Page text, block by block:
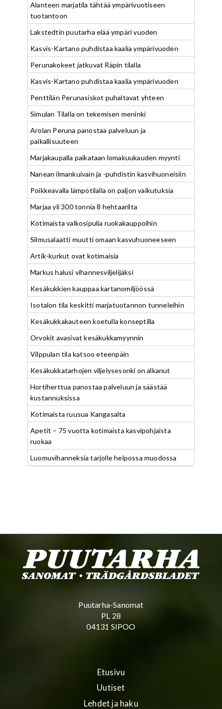
Alanteen marjatila tähtää ympärivuotiseen
tuotantoon
Lakstedtin puutarha elää ympäri vuoden
Kasvis-Kartano puhdistaa kaalia ympärivuoden
Perunakokeet jatkuvat Räpin tilalla
Kasvis-Kartano puhdistaa kaalia ympärivuoden
Penttilän Perunasiskot puhaltavat yhteen
Simulan Tilalla on tekemisen meninki
Arolan Peruna panostaa palveluun ja
paikallisuuteen
Marjakaupalla paikataan lomakuukauden myynti
Nanean ilmankuivain ja -puhdistin kasvihuoneisiin
Poikkeavalla lämpötilalla on paljon vaikutuksia
Marjaa yli 300 tonnia 8 hehtaarilta
Kotimaista valkosipulia ruokakauppoihin
Silmusalaatti muutti omaan kasvuhuoneeseen
Artik-kurkut ovat kotimaisia
Markus halusi vihannesviljelijäksi
Kesäkukkien kauppaa kartanomiljöössä
Isotalon tila keskitti marjatuotannon tunneleihin
Kesäkukkakauteen koetulla konseptilla
Orvokit avasivat kesäkukkamyynnin
Vilppulan tila katsoo eteenpäin
Kesäkukkatarhojen viljelysesonki on alkanut
Hortiherttua panostaa palveluun ja säästää
kustannuksissa
Kotimaista ruusua Kangasalta
Apetit – 75 vuotta kotimaista kasvipohjaista
ruokaa
Luomuvihanneksia tarjolle helpossa muodossa
Puutarha-Sanomat
PL 28
04131 SIPOO
Etusivu
Uutiset
Lehdet ja haku